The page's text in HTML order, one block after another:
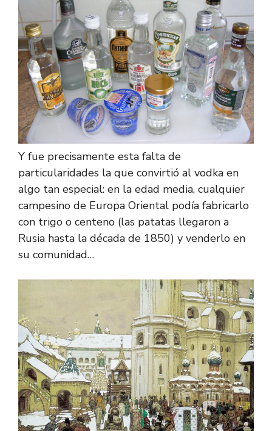
Y fue precisamente esta falta de
particularidades la que convirtió al vodka en
algo tan especial: en la edad media, cualquier
campesino de Europa Oriental podía fabricarlo
con trigo o centeno (las patatas llegaron a
Rusia hasta la década de 1850) y venderlo en
su comunidad…